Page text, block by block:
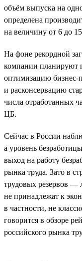
объём выпуска на
определена
на величину от 6 до
На фоне рекордной
компании планируют
оптимизацию бизнес-
и расконсервацию
числа отработанных
ЦБ.
Сейчас в России
а уровень
выход на работу
рынка труда. Зато в
трудовых резервов —
не принадлежат к
в частности, не
говорится в обзоре
российского рынка